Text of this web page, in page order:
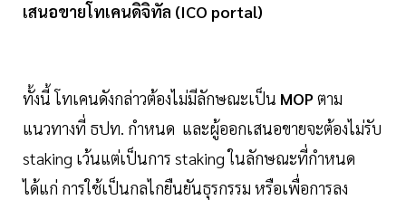
เสนอขายโทเคนดิจิทัล (ICO portal)
ทั้งนี้ โทเคนดังกล่าวต้องไม่มีลักษณะเป็น MOP ตาม
แนวทางที่ ธปท. กำหนด และผู้ออกเสนอขายจะต้องไม่รับ
staking เว้นแต่เป็นการ staking ในลักษณะที่กำหนด
ได้แก่ การใช้เป็นกลไกยืนยันธุรกรรม หรือเพื่อการลง